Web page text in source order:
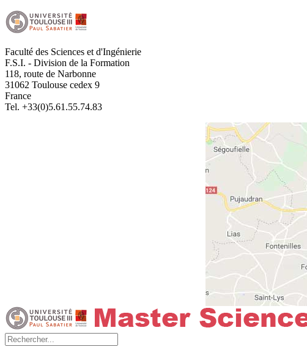
Faculté des Sciences et d'Ingénierie
F.S.I. - Division de la Formation
118, route de Narbonne
31062 Toulouse cedex 9
France
Tel. +33(0)5.61.55.74.83